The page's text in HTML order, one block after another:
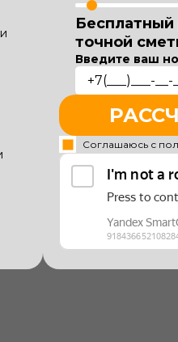
Бесплатный
точной
Введите ваш
Соглашаюсь с